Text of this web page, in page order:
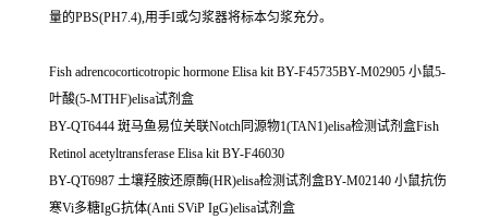
量的PBS(PH7.4),用手I或匀浆器将标本匀浆充分。
Fish adrencocorticotropic hormone Elisa kit BY-F45735BY-M02905 小鼠5-
叶酸(5-MTHF)elisa试剂盒
BY-QT6444 斑马鱼易位关联Notch同源物1(TAN1)elisa检测试剂盒Fish
Retinol acetyltransferase Elisa kit BY-F46030
BY-QT6987 土壤羟胺还原酶(HR)elisa检测试剂盒BY-M02140 小鼠抗伤
寒Vi多糖IgG抗体(Anti SViP IgG)elisa试剂盒